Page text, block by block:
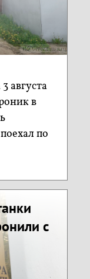
августа
в
по
с